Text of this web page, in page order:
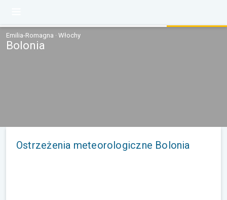
Emilia-Romagna · Włochy
Bolonia
Ostrzeżenia meteorologiczne Bolonia